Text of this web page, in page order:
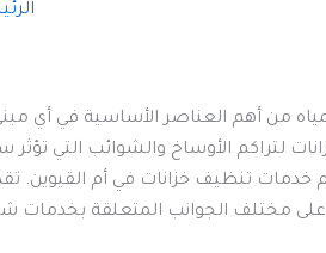
من أهم العناصر الأساسية في أي
لتراكم الأوساخ والشوائب التي
خدمات تنظيف خزانات في أم القيوين.
مختلف الجوانب المتعلقة بخدمات